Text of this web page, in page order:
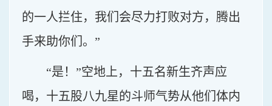
的一人拦住，我们会尽力打败对方，腾出
手来助你们。”
“是！”空地上，十五名新生齐声应
喝，十五股八九星的斗师气势从他们体内